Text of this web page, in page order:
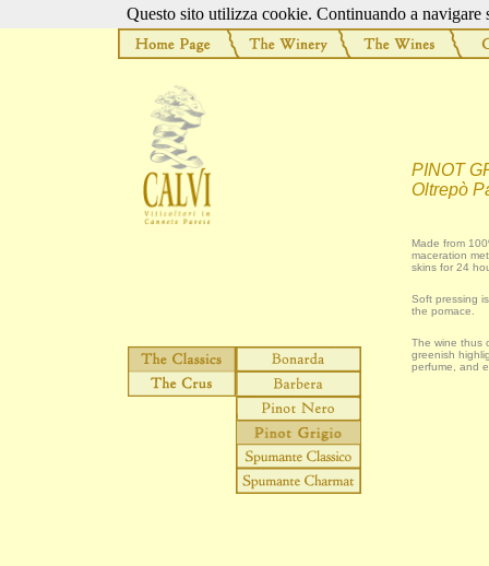
PINOT
Oltrepò
Made from
maceration
skins for 24
Soft pressing
the pomace.
The wine thus
greenish
perfume, and
Questo sito utilizza cookie. Continuando a